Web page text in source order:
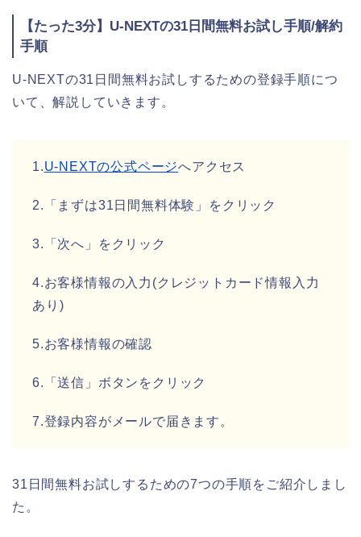
【たった3分】U-NEXTの31日間無料お試し手順/解約
手順
U-NEXTの31日間無料お試しするための登録手順につ
いて、解説していきます。
1.U-NEXTの公式ページへアクセス
2.「まずは31日間無料体験」をクリック
3.「次へ」をクリック
4.お客様情報の入力(クレジットカード情報入力
あり)
5.お客様情報の確認
6.「送信」ボタンをクリック
7.登録内容がメールで届きます。
31日間無料お試しするための7つの手順をご紹介しまし
た。